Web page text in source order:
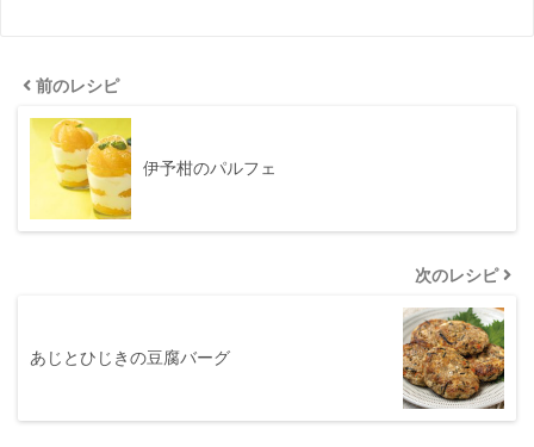
前のレシピ
伊予柑のパルフェ
次のレシピ
あじとひじきの豆腐バーグ